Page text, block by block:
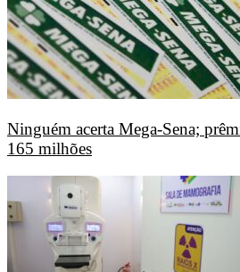
Ninguém acerta Mega-Sena;
165 milhões